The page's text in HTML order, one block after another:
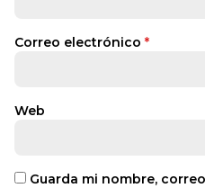
Correo electrónico *
Web
Guarda mi nombre,